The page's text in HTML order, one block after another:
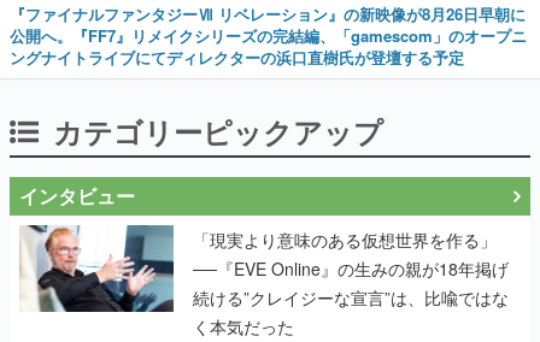
『ファイナルファンタジーⅦ リベレーション』の新映像が8月26日早朝に
公開へ。『FF7』リメイクシリーズの完結編、「gamescom」のオープニ
ングナイトライブにてディレクターの浜口直樹氏が登壇する予定
カテゴリーピックアップ
インタビュー
「現実より意味のある仮想世界を作る」
──『EVE Online』の生みの親が18年掲げ
続ける”クレイジーな宣言”は、比喩ではな
く本気だった